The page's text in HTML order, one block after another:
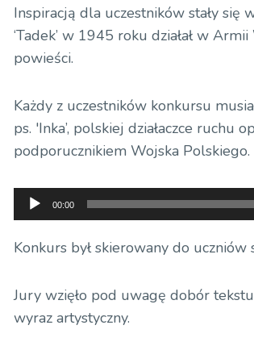
Inspiracją dla uczestników stały się
‘Tadek’ w 1945 roku działał w
powieści.
Każdy z uczestników konkursu
ps. 'Inka’, polskiej działaczce
podporucznikiem Wojska Polskiego.
Odtwarzacz
plików
dźwiękowych
00:00
Konkurs był skierowany do
Jury wzięło pod uwagę dobór
wyraz artystyczny.